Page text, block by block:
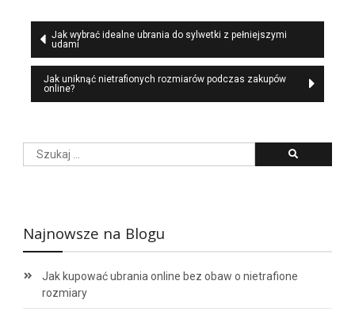
Nawigacja
wpisu
Jak wybrać idealne ubrania do sylwetki z pełniejszymi
udami
Jak uniknąć nietrafionych rozmiarów podczas zakupów
online?
Szukaj:
Najnowsze na Blogu
Jak kupować ubrania online bez obaw o nietrafione
rozmiary